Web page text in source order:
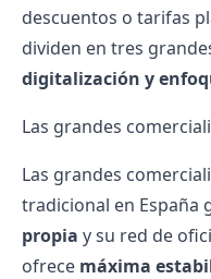
descuentos o tarifas
dividen en tres
digitalización y
Las grandes
Las grandes
tradicional en España
propia y su red de
ofrece máxima